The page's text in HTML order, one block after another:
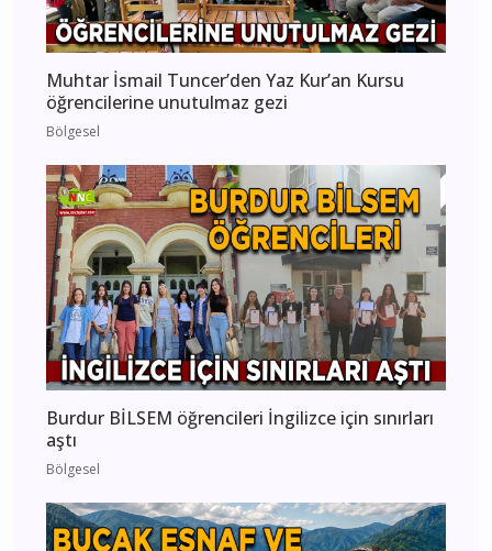
Muhtar İsmail Tuncer’den Yaz Kur’an Kursu
öğrencilerine unutulmaz gezi
Bölgesel
Burdur BİLSEM öğrencileri İngilizce için sınırları
aştı
Bölgesel